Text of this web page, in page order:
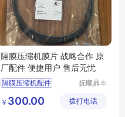
隔膜压缩机膜片 战略合作 原
厂配件 便捷用户 售后无忧
隔膜压缩机配件
抚顺鼎丰
公司
￥ 300.00 拨打电话